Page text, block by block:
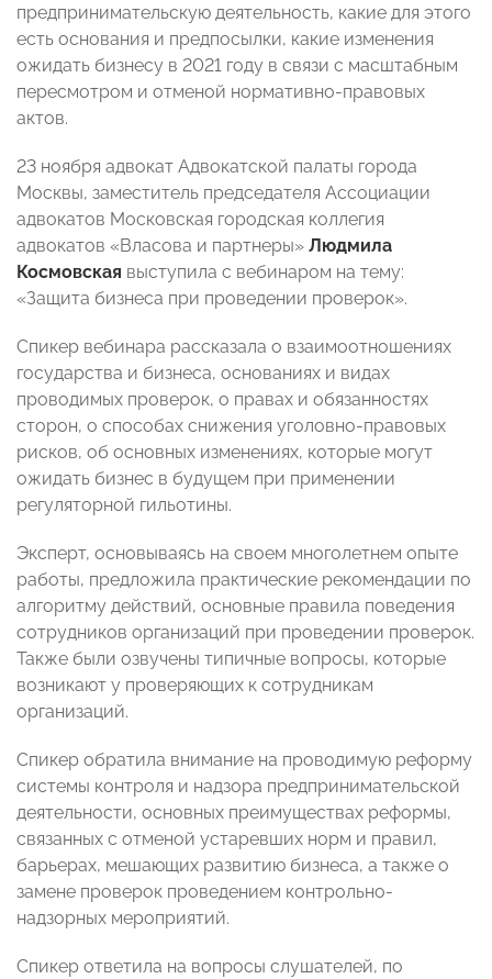
предпринимательскую деятельность, какие для этого
есть основания и предпосылки, какие изменения
ожидать бизнесу в 2021 году в связи с масштабным
пересмотром и отменой нормативно-правовых
актов.
23 ноября адвокат Адвокатской палаты города
Москвы, заместитель председателя Ассоциации
адвокатов Московская городская коллегия
адвокатов «Власова и партнеры» Людмила
Космовская выступила с вебинаром на тему:
«Защита бизнеса при проведении проверок».
Спикер вебинара рассказала о взаимоотношениях
государства и бизнеса, основаниях и видах
проводимых проверок, о правах и обязанностях
сторон, о способах снижения уголовно-правовых
рисков, об основных изменениях, которые могут
ожидать бизнес в будущем при применении
регуляторной гильотины.
Эксперт, основываясь на своем многолетнем опыте
работы, предложила практические рекомендации по
алгоритму действий, основные правила поведения
сотрудников организаций при проведении проверок.
Также были озвучены типичные вопросы, которые
возникают у проверяющих к сотрудникам
организаций.
Спикер обратила внимание на проводимую реформу
системы контроля и надзора предпринимательской
деятельности, основных преимуществах реформы,
связанных с отменой устаревших норм и правил,
барьерах, мешающих развитию бизнеса, а также о
замене проверок проведением контрольно-
надзорных мероприятий.
Спикер ответила на вопросы слушателей, по